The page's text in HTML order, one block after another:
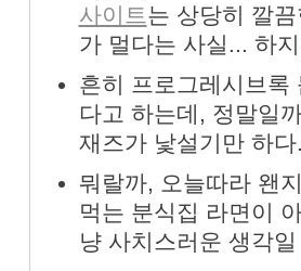
사이트는 상당히 깔
가 멀다는 사실... 하
흔히 프로그레시브록
다고 하는데, 정말일
재즈가 낯설기만 하다.
뭐랄까, 오늘따라 왠
먹는 분식집 라면이
냥 사치스러운 생각